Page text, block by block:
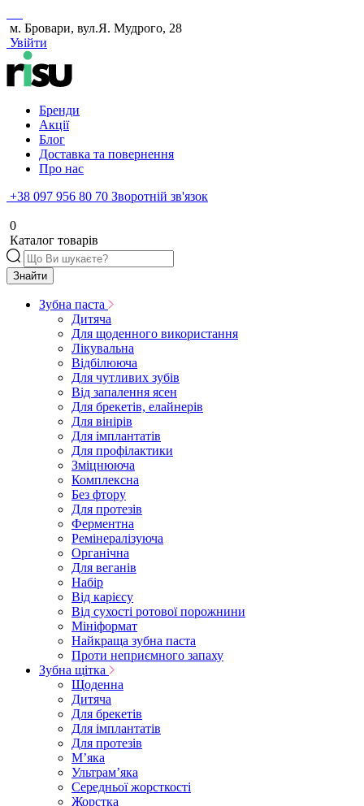
м. Бровари, вул.Я. Мудрого, 28
Увійти
Бренди
Акції
Блог
Доставка та повернення
Про нас
+38 097 956 80 70 Зворотній зв'язок
0
Каталог товарів
Знайти
Зубна паста
Дитяча
Для щоденного використання
Лікувальна
Відбілююча
Для чутливих зубів
Від запалення ясен
Для брекетів, елайнерів
Для вінірів
Для імплантатів
Для профілактики
Зміцнююча
Комплексна
Без фтору
Для протезів
Ферментна
Ремінералізуюча
Органічна
Для веганів
Набір
Від карієсу
Від сухості ротової порожнини
Мініформат
Найкраща зубна паста
Проти неприємного запаху
Зубна щітка
Щоденна
Дитяча
Для брекетів
Для імплантатів
Для протезів
Мʼяка
Ультрамʼяка
Середньої жорсткості
Жорстка